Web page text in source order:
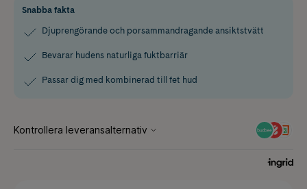
Snabba fakta
Djuprengörande och porsammandragande ansiktstvätt
Bevarar hudens naturliga fuktbarriär
Passar dig med kombinerad till fet hud